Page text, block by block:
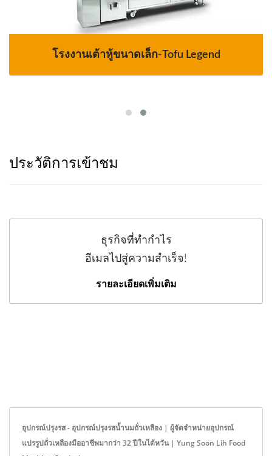
โรงงานเต้าหู้ขนาดเล็ก-Tofu Legend
ประวัติการเข้าชม
ธุรกิจที่ทำกำไร
อีเมลไปสู่ความสำเร็จ!
รายละเอียดเพิ่มเติม
อุปกรณ์ปรุงรส - อุปกรณ์ปรุงรสน้ำนมถั่วเหลือง | ผู้จัดจำหน่ายอุปกรณ์
แปรรูปถั่วเหลืองมืออาชีพมากว่า 32 ปีในไต้หวัน | Yung Soon Lih Food